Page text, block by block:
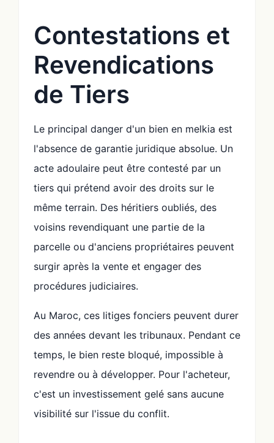
Contestations et
Revendications
de Tiers
Le principal danger d'un bien en melkia est
l'absence de garantie juridique absolue. Un
acte adoulaire peut être contesté par un
tiers qui prétend avoir des droits sur le
même terrain. Des héritiers oubliés, des
voisins revendiquant une partie de la
parcelle ou d'anciens propriétaires peuvent
surgir après la vente et engager des
procédures judiciaires.
Au Maroc, ces litiges fonciers peuvent durer
des années devant les tribunaux. Pendant ce
temps, le bien reste bloqué, impossible à
revendre ou à développer. Pour l'acheteur,
c'est un investissement gelé sans aucune
visibilité sur l'issue du conflit.